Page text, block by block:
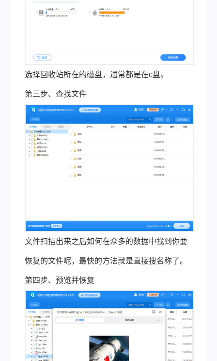
选择回收站所在的磁盘，通常都是在c盘。
第三步、查找文件
文件扫描出来之后如何在众多的数据中找到你要
恢复的文件呢，最快的方法就是直接搜名称了。
第四步、预览并恢复